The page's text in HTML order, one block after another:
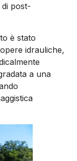
post-
è stato
idrauliche,
a una